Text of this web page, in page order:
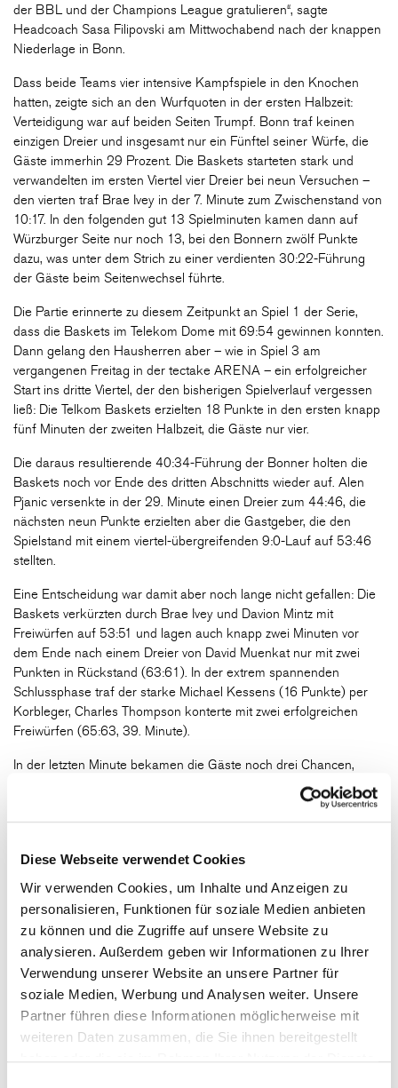
Diese Webseite verwendet Cookies
Wir verwenden Cookies, um Inhalte und Anzeigen zu
personalisieren, Funktionen für soziale Medien anbieten
zu können und die Zugriffe auf unsere Website zu
analysieren. Außerdem geben wir Informationen zu Ihrer
Verwendung unserer Website an unsere Partner für
soziale Medien, Werbung und Analysen weiter. Unsere
Partner führen diese Informationen möglicherweise mit
weiteren Daten zusammen, die Sie ihnen bereitgestellt
der BBL und der Champions League gratulieren“, sagte
Headcoach Sasa Filipovski am Mittwochabend nach der knappen
Niederlage in Bonn.
Dass beide Teams vier intensive Kampfspiele in den Knochen
hatten, zeigte sich an den Wurfquoten in der ersten Halbzeit:
Verteidigung war auf beiden Seiten Trumpf. Bonn traf keinen
einzigen Dreier und insgesamt nur ein Fünftel seiner Würfe, die
Gäste immerhin 29 Prozent. Die Baskets starteten stark und
verwandelten im ersten Viertel vier Dreier bei neun Versuchen –
den vierten traf Brae Ivey in der 7. Minute zum Zwischenstand von
10:17. In den folgenden gut 13 Spielminuten kamen dann auf
Würzburger Seite nur noch 13, bei den Bonnern zwölf Punkte
dazu, was unter dem Strich zu einer verdienten 30:22-Führung
der Gäste beim Seitenwechsel führte.
Die Partie erinnerte zu diesem Zeitpunkt an Spiel 1 der Serie,
dass die Baskets im Telekom Dome mit 69:54 gewinnen konnten.
Dann gelang den Hausherren aber – wie in Spiel 3 am
vergangenen Freitag in der tectake ARENA – ein erfolgreicher
Start ins dritte Viertel, der den bisherigen Spielverlauf vergessen
ließ: Die Telkom Baskets erzielten 18 Punkte in den ersten knapp
fünf Minuten der zweiten Halbzeit, die Gäste nur vier.
Die daraus resultierende 40:34-Führung der Bonner holten die
Baskets noch vor Ende des dritten Abschnitts wieder auf. Alen
Pjanic versenkte in der 29. Minute einen Dreier zum 44:46, die
nächsten neun Punkte erzielten aber die Gastgeber, die den
Spielstand mit einem viertel-übergreifenden 9:0-Lauf auf 53:46
stellten.
Eine Entscheidung war damit aber noch lange nicht gefallen: Die
Baskets verkürzten durch Brae Ivey und Davion Mintz mit
Freiwürfen auf 53:51 und lagen auch knapp zwei Minuten vor
dem Ende nach einem Dreier von David Muenkat nur mit zwei
Punkten in Rückstand (63:61). In der extrem spannenden
Schlussphase traf der starke Michael Kessens (16 Punkte) per
Korbleger, Charles Thompson konterte mit zwei erfolgreichen
Freiwürfen (65:63, 39. Minute).
In der letzten Minute bekamen die Gäste noch drei Chancen,
konnten den Ball aber nicht mehr im Bonner Korb unterbringen.
Nach einem Freiwurftreffer von Grayson Murphy nahm Sasa
Filipovski mit neun Sekunden auf der Uhr seine letzte Auszeit und
in Spiel 5 des Viertelfinales im vergangenen Jahr, als Hannes
Steinbach die Baskets per Dreier in die Verlängerung warf, ging
der Ball dieses Mal aber nur an den Ring, so dass Bonn mit
seinen Fans den Einzug ins Halbfinale feiern konnte.
Telekom Baskets Bonn – Fitness First Würzburg Baskets
66:63
(15:19, 7:11, 27:16, 17:17)
Für Würzburg spielten: